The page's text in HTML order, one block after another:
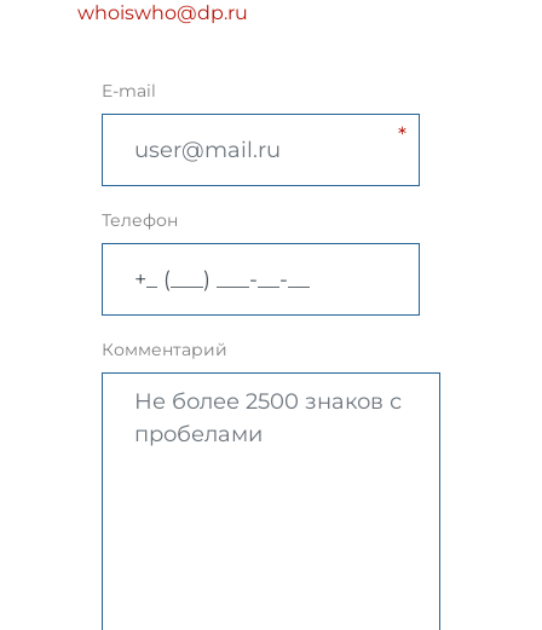
whoiswho@dp.ru
E-mail
Телефон
Комментарий